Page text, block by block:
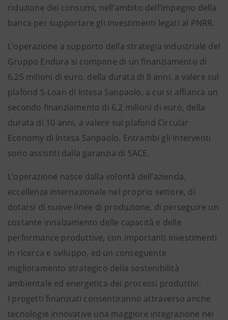
riduzione dei consumi, nell’ambito dell’impegno della
banca per supportare gli investimenti legati al PNRR.
L’operazione a supporto della strategia industriale del
Gruppo Endura si compone di un finanziamento di
6,25 milioni di euro, della durata di 8 anni, a valere sul
plafond S-Loan di Intesa Sanpaolo, a cui si affianca un
secondo finanziamento di 6,2 milioni di euro, della
durata di 10 anni, a valere sul plafond Circular
Economy di Intesa Sanpaolo. Entrambi gli interventi
sono assistiti dalla garanzia di SACE.
L’operazione nasce dalla volontà dell’azienda,
eccellenza internazionale nel proprio settore, di
dotarsi di nuove linee di produzione, di perseguire un
costante innalzamento delle capacità e delle
performance produttive, con importanti investimenti
in ricerca e sviluppo, ed un conseguente
miglioramento strategico della sostenibilità
ambientale ed energetica dei processi produttivi.
I progetti finanziati consentiranno attraverso anche
tecnologie innovative una maggiore integrazione nei